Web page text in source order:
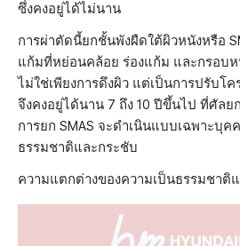
ซึ่งคงอยู่ได้ไม่นาน
การผ่าตัดนี้ยกชั้นพังผืดใต้ผิวหนังหรือ
แก้มที่หย่อนคล้อย ร่องแก้ม และกรอบห
ไม่ใช่เพียงการดึงผิว แต่เป็นการปรับโค
จึงคงอยู่ได้นาน 7 ถึง 10 ปีขึ้นไป ที่ศัลย
การยก SMAS จะดำเนินแบบเฉพาะบุ
ธรรมชาติและกระชับ
ความแตกต่างของความเป็นธรรมชาติ